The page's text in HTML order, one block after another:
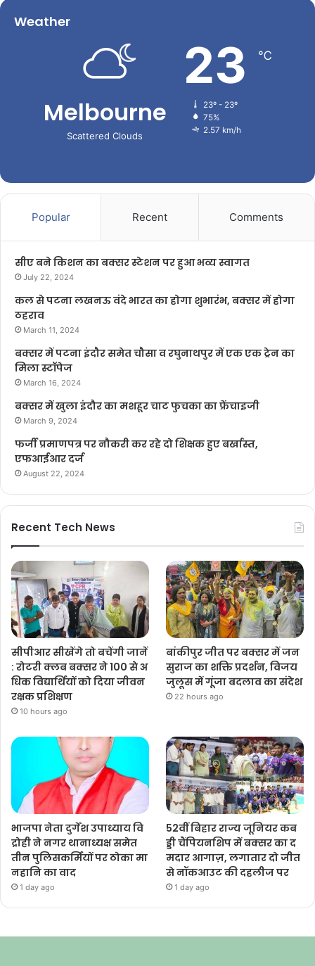
Weather
Melbourne
Scattered Clouds
23 ℃
23º - 23º
75%
2.57 km/h
Popular Recent Comments
सीए बने किशन का बक्सर स्टेशन पर हुआ भव्य स्वागत
July 22, 2024
कल से पटना लखनऊ वंदे भारत का होगा शुभारंभ, बक्सर में होगा
ठहराव
March 11, 2024
बक्सर में पटना इंदौर समेत चौसा व रघुनाथपुर में एक एक ट्रेन का
मिला स्टॉपेज
March 16, 2024
बक्सर में खुला इंदौर का मशहूर चाट फुचका का फ्रेंचाइजी
March 9, 2024
फर्जी प्रमाणपत्र पर नौकरी कर रहे दो शिक्षक हुए बर्खास्त,
एफआईआर दर्ज
August 22, 2024
Recent Tech News
सीपीआर सीखेंगे तो बचेंगी जानें
: रोटरी क्लब बक्सर ने 100 से अ
धिक विद्यार्थियों को दिया जीवन
रक्षक प्रशिक्षण
10 hours ago
बांकीपुर जीत पर बक्सर में जन
सुराज का शक्ति प्रदर्शन, विजय
जुलूस में गूंजा बदलाव का संदेश
22 hours ago
भाजपा नेता दुर्गेश उपाध्याय वि
द्रोही ने नगर थानाध्यक्ष समेत
तीन पुलिसकर्मियों पर ठोका मा
नहानि का वाद
1 day ago
52वीं बिहार राज्य जूनियर कब
ड्डी चैंपियनशिप में बक्सर का द
मदार आगाज़, लगातार दो जीत
से नॉकआउट की दहलीज पर
1 day ago